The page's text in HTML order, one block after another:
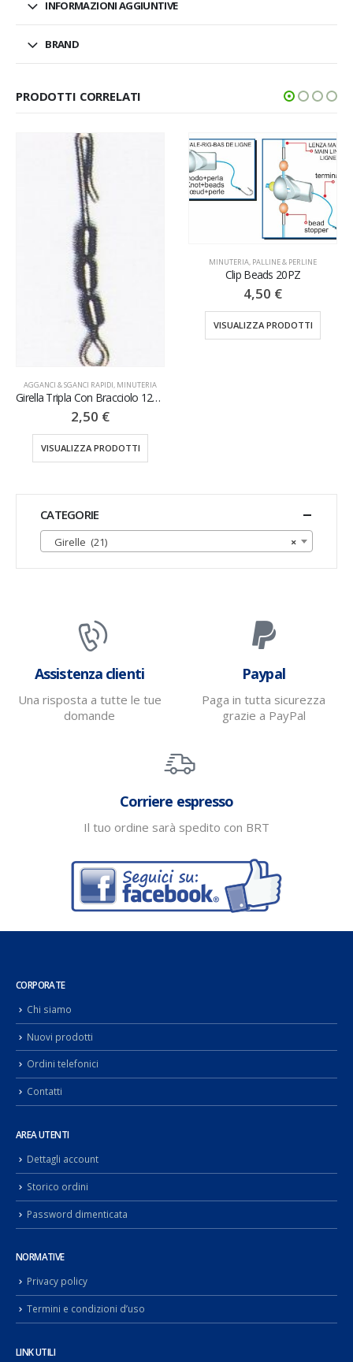
INFORMAZIONI AGGIUNTIVE
BRAND
PRODOTTI CORRELATI
AGGANCI & SGANCI RAPIDI, MINUTERIA
Girella Tripla Con Bracciolo 12PZ
2,50 €
VISUALIZZA PRODOTTI
MINUTERIA, PALLINE & PERLINE
Clip Beads 20PZ
4,50 €
VISUALIZZA PRODOTTI
CATEGORIE
×
Girelle (21)
Assistenza clienti
Una risposta a tutte le tue
domande
Paypal
Paga in tutta sicurezza
grazie a PayPal
Corriere espresso
Il tuo ordine sarà spedito con BRT
CORPORATE
Chi siamo
Nuovi prodotti
Ordini telefonici
Contatti
AREA UTENTI
Dettagli account
Storico ordini
Password dimenticata
NORMATIVE
Privacy policy
Termini e condizioni d’uso
LINK UTILI